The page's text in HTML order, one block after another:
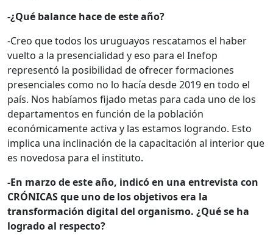
-¿Qué balance hace de este año?
-Creo que todos los uruguayos rescatamos el haber
vuelto a la presencialidad y eso para el Inefop
representó la posibilidad de ofrecer formaciones
presenciales como no lo hacía desde 2019 en todo el
país. Nos habíamos fijado metas para cada uno de los
departamentos en función de la población
económicamente activa y las estamos logrando. Esto
implica una inclinación de la capacitación al interior que
es novedosa para el instituto.
-En marzo de este año, indicó en una entrevista con
CRÓNICAS que uno de los objetivos era la
transformación digital del organismo. ¿Qué se ha
logrado al respecto?